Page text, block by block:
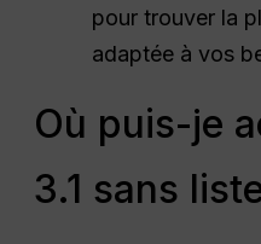
pour trouver la
adaptée à vos
Où puis-je
3.1 sans